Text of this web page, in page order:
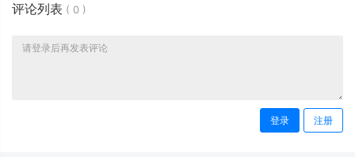
评论列表 ( 0 )
登录 注册